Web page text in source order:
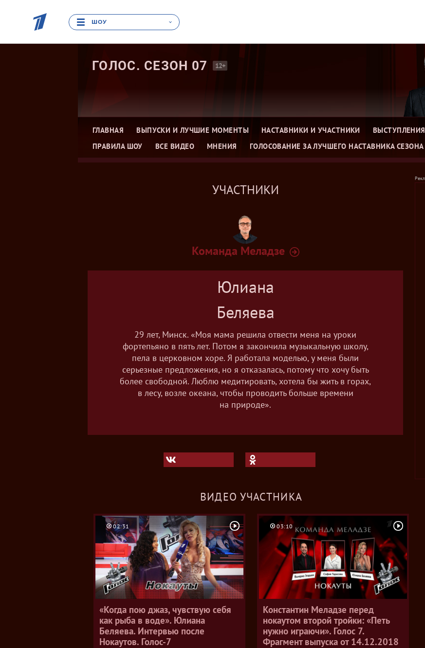
ШОУ
ГОЛОС. СЕЗОН 07 12+
ГЛАВНАЯ ВЫПУСКИ И ЛУЧШИЕ МОМЕНТЫ НАСТАВНИКИ И УЧАСТНИКИ ВЫСТУПЛЕНИЯ
ПРАВИЛА ШОУ
ВСЕ ВИДЕО МНЕНИЯ ГОЛОСОВАНИЕ ЗА ЛУЧШЕГО НАСТАВНИКА СЕЗОНА
Голос 4
УЧАСТНИКИ
Команда Меладзе
Юлиана
Беляева
29 лет, Минск. «Моя мама решила отвести меня на уроки
фортепьяно в пять лет. Потом я закончила музыкальную школу,
пела в церковном хоре. Я работала моделью, у меня были
серьезные предложения, но я отказалась, потому что хочу быть
более свободной. Люблю медитировать, хотела бы жить в горах,
в лесу, возле океана, чтобы проводить больше времени
на природе».
ВИДЕО УЧАСТНИКА
02:31
«Когда пою джаз, чувствую себя
как рыба в воде». Юлиана
Беляева. Интервью после
Нокаутов. Голос-7
03:10
Константин Меладзе перед
нокаутом второй тройки: «Петь
нужно играючи». Голос 7.
Фрагмент выпуска от 14.12.2018